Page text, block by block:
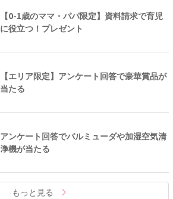
【0-1歳のママ・パパ限定】資料請求で育児
に役立つ！プレゼント
【エリア限定】アンケート回答で豪華賞品が
当たる
アンケート回答でバルミューダや加湿空気清
浄機が当たる
もっと見る